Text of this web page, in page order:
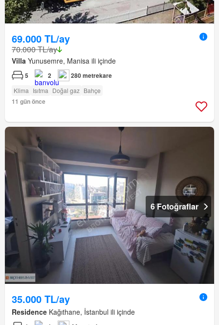
69.000 TL/ay
70.000 TL/ay
Villa Yunusemre, Manisa ili içinde
5 2 280 metrekare
Klima Isıtma Doğal gaz Bahçe
11 gün önce
6 Fotoğraflar
35.000 TL/ay
Residence Kağıthane, İstanbul ili içinde